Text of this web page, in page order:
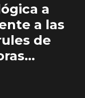
a
a las
de